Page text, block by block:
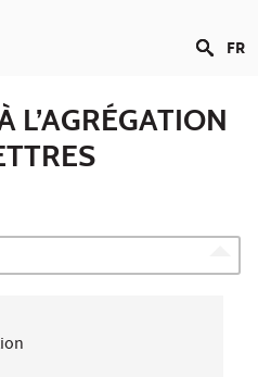
FR
L’AGRÉGATION